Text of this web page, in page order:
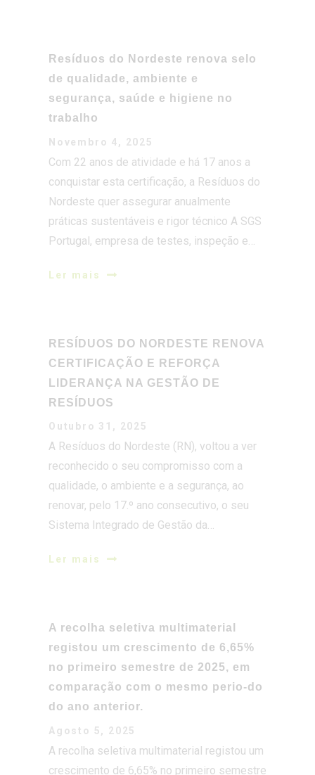
trabalho
Novembro 4, 2025
Com 22 anos de atividade e há 17 anos a
conquistar esta certificação, a Resíduos do
Nordeste quer assegurar anualmente
práticas sustentáveis e rigor técnico A SGS
Portugal, empresa de testes, inspeção e…
Ler mais
RESÍDUOS DO NORDESTE RENOVA
RESÍDUOS
Outubro 31, 2025
A Resíduos do Nordeste (RN), voltou a ver
reconhecido o seu compromisso com a
qualidade, o ambiente e a segurança, ao
renovar, pelo 17.º ano consecutivo, o seu
Sistema Integrado de Gestão da…
Ler mais
A recolha seletiva multimaterial
comparação com o mesmo perio-do
do ano anterior.
Agosto 5, 2025
A recolha seletiva multimaterial registou um
crescimento de 6,65% no primeiro semestre
de 2025, em comparação com o mesmo
perio-do do ano anterior. Entre janeiro e
junho, foram recolhidas 2867,50 toneladas